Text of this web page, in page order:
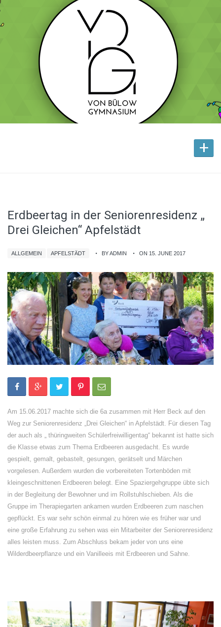
+
Erdbeertag in der Seniorenresidenz „
Drei Gleichen“ Apfelstädt
ALLGEMEIN APFELSTÄDT BY ADMIN ON 15. JUNE 2017
Am 15.06.2017 machte sich die 6a zusammen mit Herr Beck auf den
Weg zur Seniorenresidenz „Drei Gleichen“ in Apfelstädt. Für diesen Tag
der auch als „ thüringweiten Schülerfreiwilligentag“ bekannt ist hatte sich
die Klasse etwas zum Thema Erdbeeren ausgedacht. Es wurde
gespielt, gemalt, gebastelt, gesungen, gerätselt und Märchen
vorgelesen. Außerdem wurden die vorbereiteten Tortenböden mit
kleingeschnittenen Erdbeeren belegt. Eine Spaziergehgruppe übte sich
in der Begleitung der Bewohner und im Rollstuhlschieben. Als die
Gruppe im Therapiegarten ankamen wurden Erdbeeren zum naschen
gepflückt. Es war sehr schön einmal zu hören wie es früher war und
eine große Erfahrung zu sehen was ein Mitarbeiter der Seniorenresidenz
alles leisten muss. Zum Abschluss bekam jeder von uns eine
Wilderdbeerpflanze und ein Vanilleeis mit Erdbeeren und Sahne.